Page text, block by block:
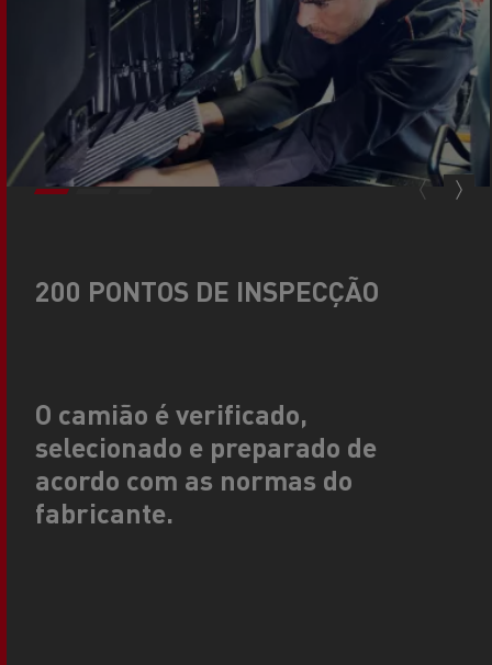
200 PONTOS DE INSPECÇÃO
O camião é verificado,
selecionado e preparado de
acordo com as normas do
fabricante.